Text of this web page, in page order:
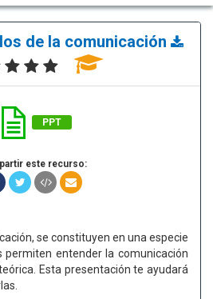
de la comunicación
PPT
este recurso:
se constituyen en una especie
permiten entender la comunicación
Esta presentación te ayudará